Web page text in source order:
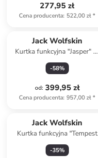
277,95 zł
Cena producenta: 522,00 zł*
Jack Wolfskin
Kurtka funkcyjna "Jasper" w
kolorze czarnym
-58%
od: 399,95 zł
Cena producenta: 957,00 zł*
Jack Wolfskin
Kurtka funkcyjna "Tempest
2L" w kolorze czarnym
-35%